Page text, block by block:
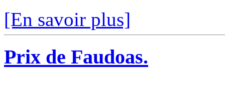
[En savoir plus]
Prix de Faudoas.